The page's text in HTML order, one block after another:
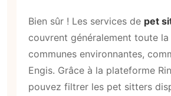
Bien sûr ! Les services de pet
couvrent généralement toute
communes environnantes,
Engis. Grâce à la plateforme
pouvez filtrer les pet sitters